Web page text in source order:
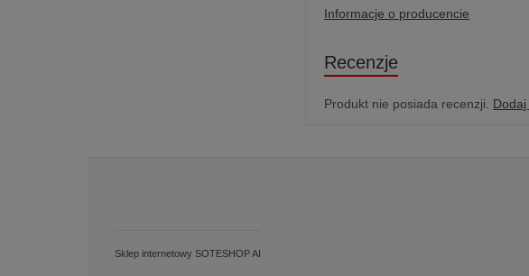
Informacje o producencie
Recenzje
Produkt nie posiada recenzji.
Sklep internetowy SOTESHOP AI